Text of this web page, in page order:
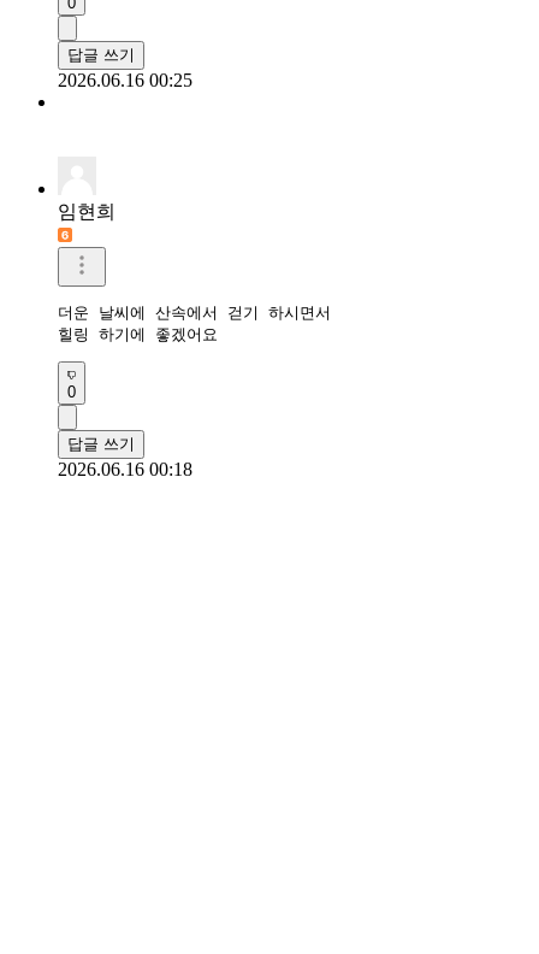
답글 쓰기
2026.06.16 00:25
임현희
더운 날씨에 산속에서 걷기 하시면서
힐링 하기에 좋겠어요
0
답글 쓰기
2026.06.16 00:18